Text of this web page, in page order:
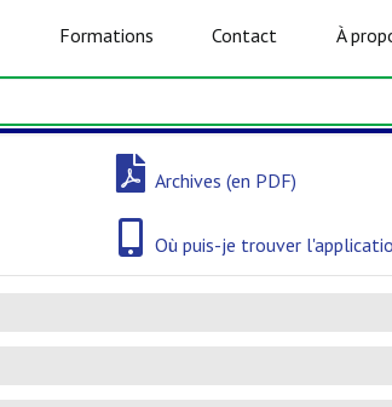
Formations Contact À
Archives (en PDF)
Où puis-je trouver